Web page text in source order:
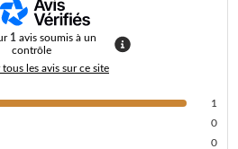
1 avis soumis à un
contrôle
tous les avis sur ce site
1
0
0